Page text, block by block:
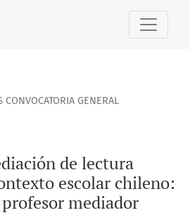
de lectura literaria en el
CONVOCATORIA GENERAL
de lectura
escolar chileno:
mediador